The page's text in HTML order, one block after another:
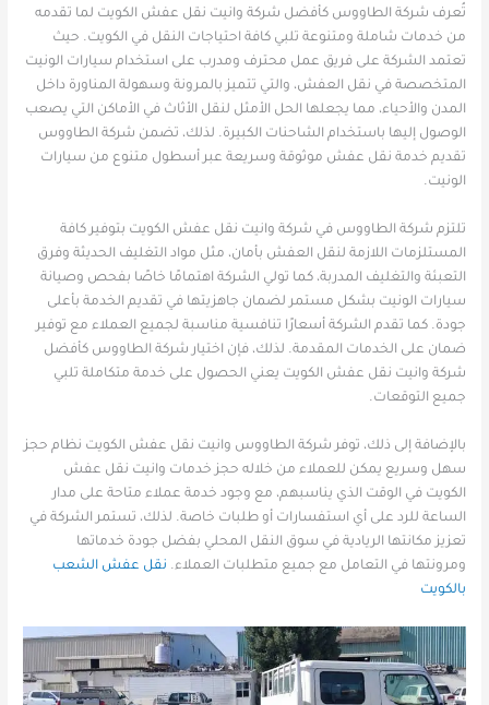
تُعرف شركة الطاووس كأفضل شركة وانيت نقل عفش الكويت لما تقدمه
من خدمات شاملة ومتنوعة تلبي كافة احتياجات النقل في الكويت. حيث
تعتمد الشركة على فريق عمل محترف ومدرب على استخدام سيارات الونيت
المتخصصة في نقل العفش، والتي تتميز بالمرونة وسهولة المناورة داخل
المدن والأحياء، مما يجعلها الحل الأمثل لنقل الأثاث في الأماكن التي يصعب
الوصول إليها باستخدام الشاحنات الكبيرة. لذلك، تضمن شركة الطاووس
تقديم خدمة نقل عفش موثوقة وسريعة عبر أسطول متنوع من سيارات
الونيت.
تلتزم شركة الطاووس في شركة وانيت نقل عفش الكويت بتوفير كافة
المستلزمات اللازمة لنقل العفش بأمان، مثل مواد التغليف الحديثة وفرق
التعبئة والتغليف المدربة، كما تولي الشركة اهتمامًا خاصًا بفحص وصيانة
سيارات الونيت بشكل مستمر لضمان جاهزيتها في تقديم الخدمة بأعلى
جودة. كما تقدم الشركة أسعارًا تنافسية مناسبة لجميع العملاء مع توفير
ضمان على الخدمات المقدمة. لذلك، فإن اختيار شركة الطاووس كأفضل
شركة وانيت نقل عفش الكويت يعني الحصول على خدمة متكاملة تلبي
جميع التوقعات.
بالإضافة إلى ذلك، توفر شركة الطاووس وانيت نقل عفش الكويت نظام حجز
سهل وسريع يمكن للعملاء من خلاله حجز خدمات وانيت نقل عفش
الكويت في الوقت الذي يناسبهم، مع وجود خدمة عملاء متاحة على مدار
الساعة للرد على أي استفسارات أو طلبات خاصة. لذلك، تستمر الشركة في
تعزيز مكانتها الريادية في سوق النقل المحلي بفضل جودة خدماتها
ومرونتها في التعامل مع جميع متطلبات العملاء. نقل عفش الشعب
بالكويت